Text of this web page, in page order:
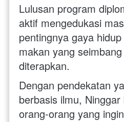
Lulusan program
aktif mengedukasi
pentingnya gaya
makan yang
diterapkan.
Dengan pendekatan
berbasis ilmu,
orang-orang yang